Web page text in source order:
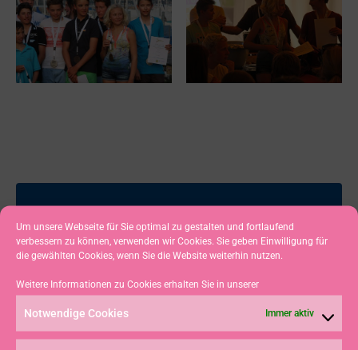
Um unsere Webseite für Sie optimal zu gestalten und fortlaufend
verbessern zu können, verwenden wir Cookies. Sie geben Einwilligung für
die gewählten Cookies, wenn Sie die Website weiterhin nutzen.
Weitere Informationen zu Cookies erhalten Sie in unserer
Notwendige Cookies Immer aktiv
Bayerische Jugendwoche 2013 – Laser Herward-Trimm-Regatta Bodensee